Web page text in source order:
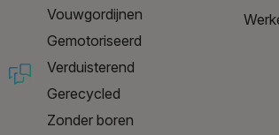
Vouwgordijnen
Gemotoriseerd
Verduisterend
Gerecycled
Zonder boren